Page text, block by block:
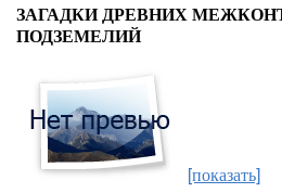
ЗАГАДКИ ДРЕВНИХ
ПОДЗЕМЕЛИЙ
[показать]